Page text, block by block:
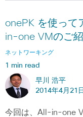
onePK を使って
in-one VMのご
ネットワーキング
1 min read
早川 浩平
2014年4月21
今回は、All-in-one